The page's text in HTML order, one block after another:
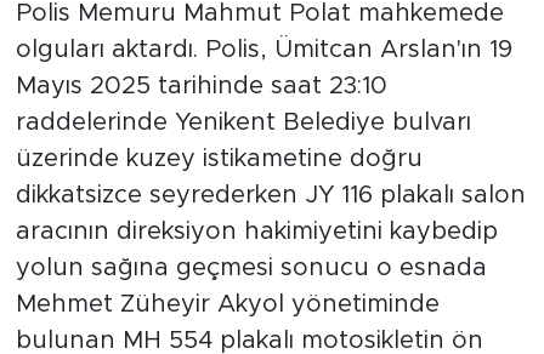
Polis Memuru Mahmut Polat mahkemede
olguları aktardı. Polis, Ümitcan Arslan'ın 19
Mayıs 2025 tarihinde saat 23:10
raddelerinde Yenikent Belediye bulvarı
üzerinde kuzey istikametine doğru
dikkatsizce seyrederken JY 116 plakalı salon
aracının direksiyon hakimiyetini kaybedip
yolun sağına geçmesi sonucu o esnada
Mehmet Züheyir Akyol yönetiminde
bulunan MH 554 plakalı motosikletin ön